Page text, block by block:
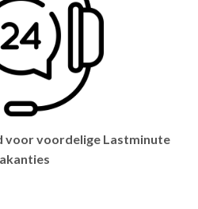
voor voordelige Lastminute